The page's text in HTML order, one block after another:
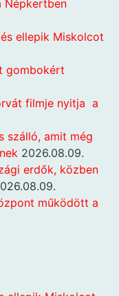
Népkertben
ellepik Miskolcot
gombokért
filmje nyitja a
szálló, amit még
2026.08.09.
erdők, közben
működött a